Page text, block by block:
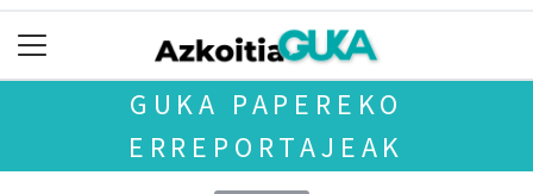
GUKA PAPEREKO
ERREPORTAJEAK